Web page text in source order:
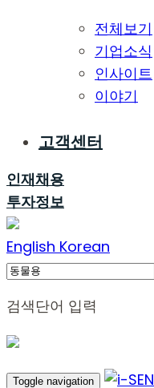
전체보기
기업소식
인사이트
이야기
고객센터
인재채용
투자정보
English Korean
Search
검색단어 입력
Toggle navigation